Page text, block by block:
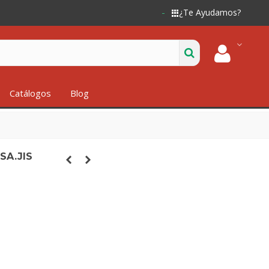
¿Te Ayudamos?
Catálogos Blog